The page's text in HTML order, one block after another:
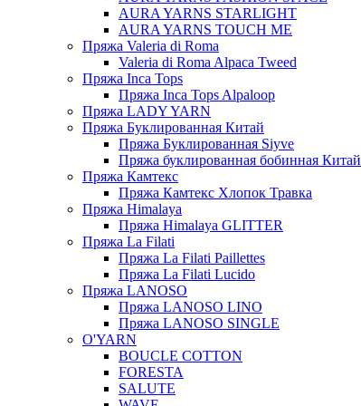
AURA YARNS STARLIGHT
AURA YARNS TOUCH ME
Пряжа Valeria di Roma
Valeria di Roma Alpaca Tweed
Пряжа Inca Tops
Пряжа Inca Tops Alpaloop
Пряжа LADY YARN
Пряжа Буклированная Китай
Пряжа Буклированная Siyve
Пряжа буклированная бобинная Китай
Пряжа Камтекс
Пряжа Камтекс Хлопок Травка
Пряжа Himalaya
Пряжа Himalaya GLITTER
Пряжа La Filati
Пряжа La Filati Paillettes
Пряжа La Filati Lucido
Пряжа LANOSO
Пряжа LANOSO LINO
Пряжа LANOSO SINGLE
O'YARN
BOUCLE COTTON
FORESTA
SALUTE